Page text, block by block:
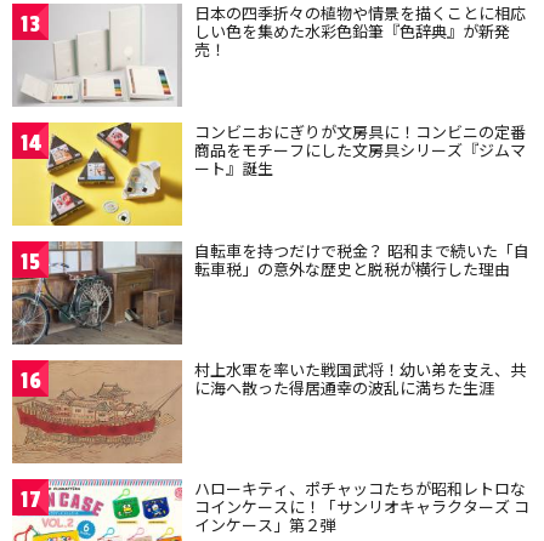
13 日本の四季折々の植物や情景を描くことに相応
しい色を集めた水彩色鉛筆『色辞典』が新発
売！
14 コンビニおにぎりが文房具に！コンビニの定番
商品をモチーフにした文房具シリーズ『ジムマ
ート』誕生
15 自転車を持つだけで税金？ 昭和まで続いた「自
転車税」の意外な歴史と脱税が横行した理由
16 村上水軍を率いた戦国武将！幼い弟を支え、共
に海へ散った得居通幸の波乱に満ちた生涯
17 ハローキティ、ポチャッコたちが昭和レトロな
コインケースに！「サンリオキャラクターズ コ
インケース」第２弾